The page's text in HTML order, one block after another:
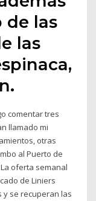
de las
las
comentar tres
llamado mi
otras
al Puerto de
La oferta semanal
de Liniers
y se recuperan las